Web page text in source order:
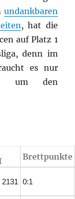
undankbaren
, hat die
auf Platz 1
denn im
es nur
um den
Brettpunkte
2131 0:1